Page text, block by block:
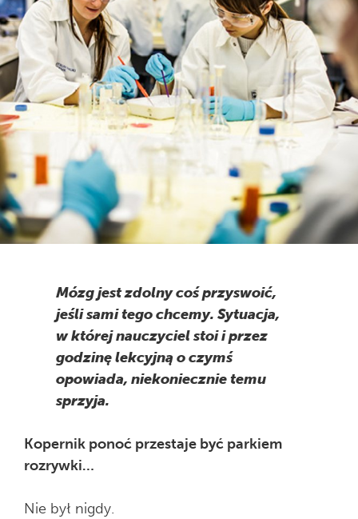
Mózg jest zdolny coś przyswoić,
jeśli sami tego chcemy. Sytuacja,
w której nauczyciel stoi i przez
godzinę lekcyjną o czymś
opowiada, niekoniecznie temu
sprzyja.
Kopernik ponoć przestaje być parkiem
rozrywki…
Nie był nigdy.